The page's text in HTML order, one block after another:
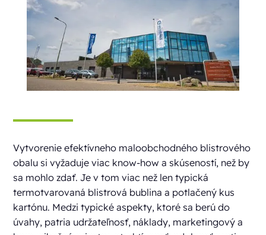
Vytvorenie efektívneho maloobchodného blistrového
obalu si vyžaduje viac know-how a skúseností, než by
sa mohlo zdať. Je v tom viac než len typická
termotvarovaná blistrová bublina a potlačený kus
kartónu. Medzi typické aspekty, ktoré sa berú do
úvahy, patria udržateľnosť, náklady, marketingový a